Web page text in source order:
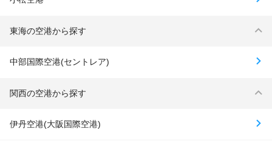
東海の空港から探す
中部国際空港(セントレア)
関西の空港から探す
伊丹空港(大阪国際空港)